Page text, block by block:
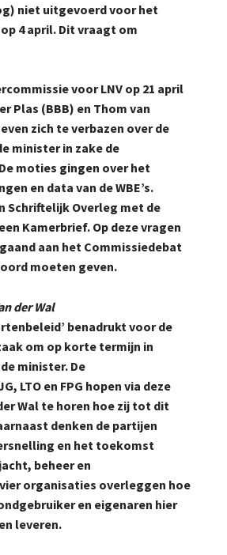
niet uitgevoerd voor het
4 april. Dit vraagt om
voor LNV op 21 april
Plas (BBB) en Thom van
zich te verbazen over de
minister in zake de
moties gingen over het
en data van de WBE’s.
Schriftelijk Overleg met de
Kamerbrief. Op deze vragen
aan het Commissiedebat
moeten geven.
der Wal
benadrukt voor de
om op korte termijn in
minister. De
LTO en FPG hopen via deze
Wal te horen hoe zij tot dit
denken de partijen
en het toekomst
beheer en
organisaties overleggen hoe
en eigenaren hier
leveren.